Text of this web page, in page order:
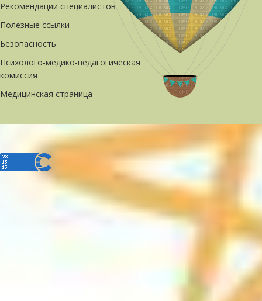
Рекомендации специалистов
Полезные ссылки
Безопасность
Психолого-медико-педагогическая
комиссия
Медицинская страница